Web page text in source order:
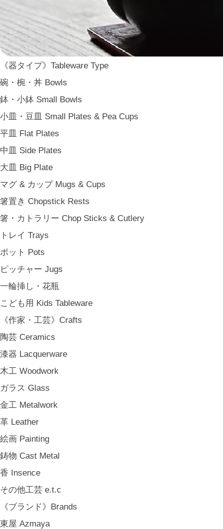
《器タイプ》Tableware Type
碗・椀・丼 Bowls
鉢・小鉢 Small Bowls
小皿・豆皿 Small Plates & Pea Cups
平皿 Flat Plates
中皿 Side Plates
大皿 Big Plate
マグ & カップ Mugs & Cups
箸置き Chopstick Rests
箸・カトラリー Chop Sticks & Cutlery
トレイ Trays
ポット Pots
ピッチャー Jugs
一輪挿し・花瓶
こども用 Kids Tableware
《作家・工芸》Crafts
陶芸 Ceramics
漆器 Lacquerware
木工 Woodwork
ガラス Glass
金工 Metalwork
革 Leather
絵画 Painting
鋳物 Cast Metal
香 Insence
その他工芸 e.t.c
《ブランド》Brands
東屋 Azmaya
能作 Nosaku
二上 FUTAGAMI
畑漆器 HATA SHIKKI
薫寿堂 Kunjyudo
織田幸銅器 Odako Douki
ARAS
WDH
WASARA
一果ニ花 icca nicca
そのほか e.t.c
《食卓》Dining
家族の食卓 Family Tableware
子どもの食卓 Children's Tableware
一人暮らしの食卓 Tableware for One
パーティー Party
アンティークのもの Vintage & Antiques
《台所》Kitchen
家事問屋 Kajidonya
松野屋 Matsunoya
その他 e.t.c
《雑貨》Living goods
インテリア Interior
アンティークのもの Vintage & Antiques
お茶・珈琲の時間 Tea & Coffee Time
お花の時間 Flower Time
お香・フレグランス Incense & Fragrance
ホームオフィス Home Office
おでかけ For Outings
《ジュエリー》Jewellery
namiumi